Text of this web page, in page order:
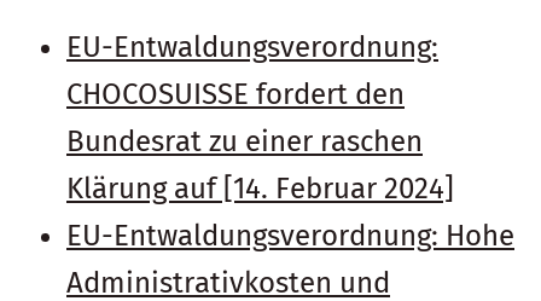
EU-Entwaldungsverordnung:
CHOCOSUISSE fordert den
Bundesrat zu einer raschen
Klärung auf [14. Februar 2024]
EU-Entwaldungsverordnung: Hohe
Administrativkosten und